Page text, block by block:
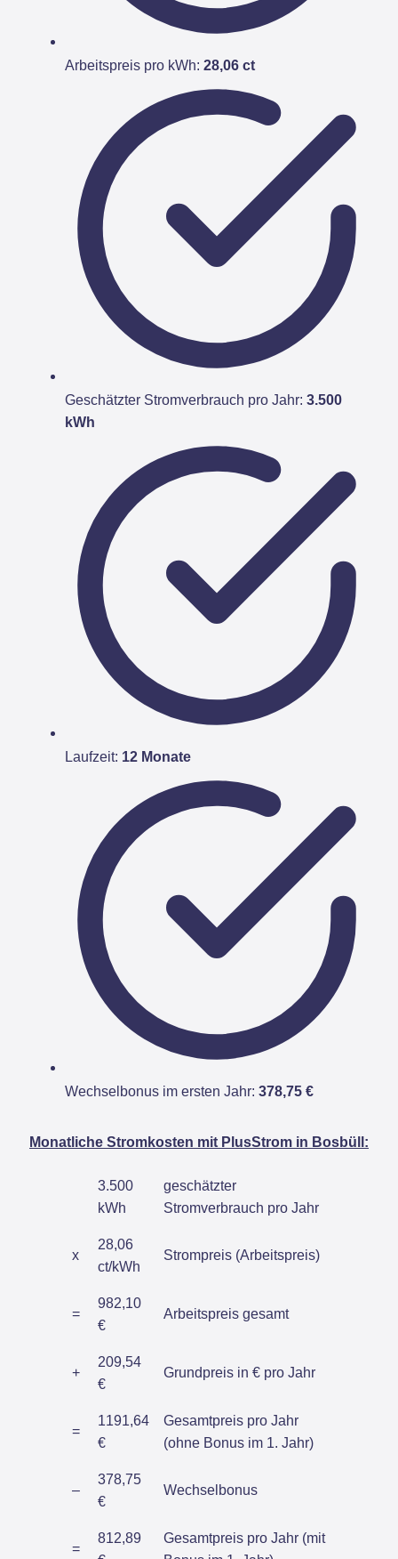
Arbeitspreis pro kWh: 28,06 ct
Geschätzter Stromverbrauch pro Jahr: 3.500
kWh
Laufzeit: 12 Monate
Wechselbonus im ersten Jahr: 378,75 €
Monatliche Stromkosten mit PlusStrom in Bosbüll:
3.500
kWh
geschätzter
Stromverbrauch pro Jahr
x
28,06
ct/kWh
Strompreis (Arbeitspreis)
=
982,10
€
Arbeitspreis gesamt
+
209,54
€
Grundpreis in € pro Jahr
=
1191,64
€
Gesamtpreis pro Jahr
(ohne Bonus im 1. Jahr)
–
378,75
€
Wechselbonus
=
812,89
Gesamtpreis pro Jahr (mit